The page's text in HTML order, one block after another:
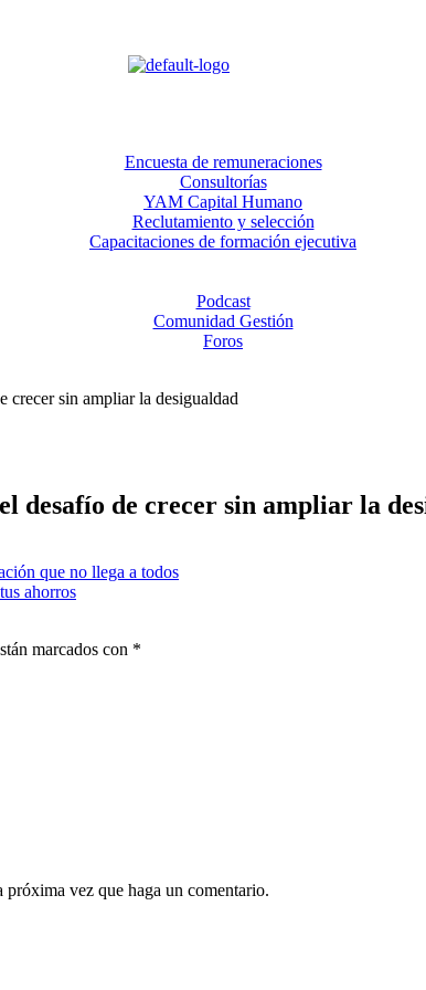
Encuesta de remuneraciones
Consultorías
YAM Capital Humano
Reclutamiento y selección
Capacitaciones de formación ejecutiva
Podcast
Comunidad Gestión
Foros
sin ampliar la desigualdad
de crecer sin ampliar la
que no llega a todos
ahorros
marcados con *
vez que haga un comentario.